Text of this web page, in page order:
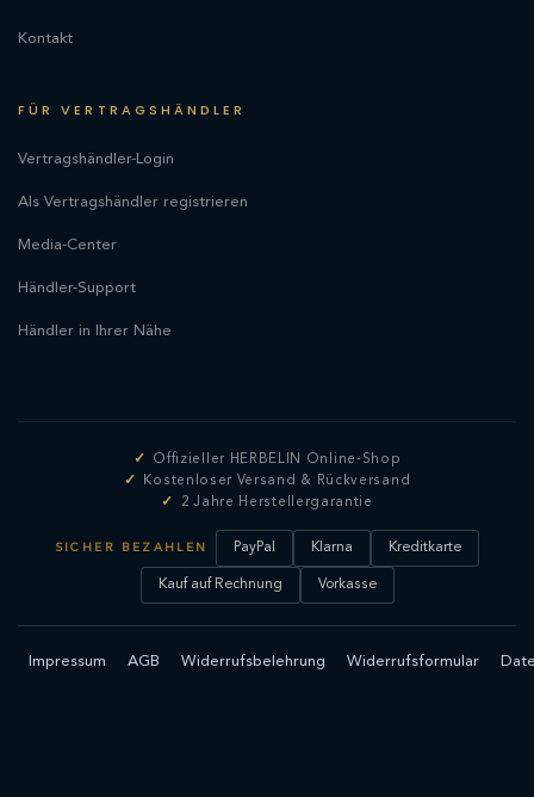
Kontakt
FÜR VERTRAGSHÄNDLER
Vertragshändler-Login
Als Vertragshändler registrieren
Media-Center
Händler-Support
Händler in Ihrer Nähe
Offizieller HERBELIN Online-Shop
Kostenloser Versand & Rückversand
2 Jahre Herstellergarantie
SICHER BEZAHLEN PayPal Klarna Kreditkarte
Kauf auf Rechnung Vorkasse
Impressum AGB Widerrufsbelehrung Widerrufsformular